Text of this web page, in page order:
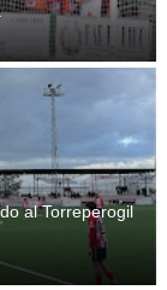
al Torreperogil